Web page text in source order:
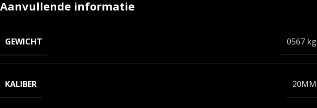
Aanvullende informatie
GEWICHT 0567 kg
KALIBER 20MM